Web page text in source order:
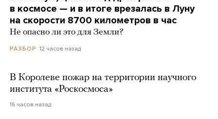
в космосе — и в итоге врезалась в Луну
на скорости 8700 километров в час
Не опасно ли это для Земли?
РАЗБОР 12 часов назад
В Королеве пожар на территории научного
института «Роскосмоса»
15 часов назад